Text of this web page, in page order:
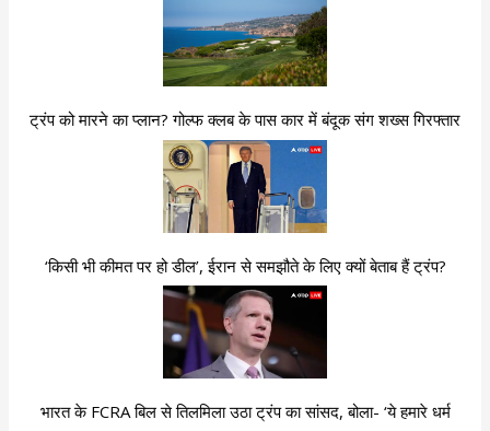
ट्रंप को मारने का प्लान? गोल्फ क्लब के पास कार में बंदूक संग शख्स गिरफ्तार
‘किसी भी कीमत पर हो डील’, ईरान से समझौते के लिए क्यों बेताब हैं ट्रंप?
भारत के FCRA बिल से तिलमिला उठा ट्रंप का सांसद, बोला- ‘ये हमारे धर्म